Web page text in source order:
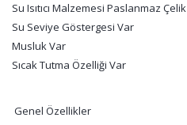
Su Isıtıcı Malzemesi Paslanmaz Çelik
Su Seviye Göstergesi Var
Musluk Var
Sıcak Tutma Özelliği Var
Genel Özellikler